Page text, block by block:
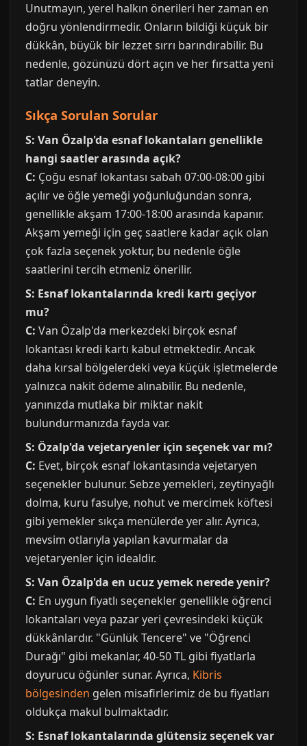
Unutmayın, yerel halkın önerileri her zaman en
doğru yönlendirmedir. Onların bildiği küçük bir
dükkân, büyük bir lezzet sırrı barındırabilir. Bu
nedenle, gözünüzü dört açın ve her fırsatta yeni
tatlar deneyin.
Sıkça Sorulan Sorular
S: Van Özalp'da esnaf lokantaları genellikle
hangi saatler arasında açık?
C: Çoğu esnaf lokantası sabah 07:00-08:00 gibi
açılır ve öğle yemeği yoğunluğundan sonra,
genellikle akşam 17:00-18:00 arasında kapanır.
Akşam yemeği için geç saatlere kadar açık olan
çok fazla seçenek yoktur, bu nedenle öğle
saatlerini tercih etmeniz önerilir.
S: Esnaf lokantalarında kredi kartı geçiyor
mu?
C: Van Özalp'da merkezdeki birçok esnaf
lokantası kredi kartı kabul etmektedir. Ancak
daha kırsal bölgelerdeki veya küçük işletmelerde
yalnızca nakit ödeme alınabilir. Bu nedenle,
yanınızda mutlaka bir miktar nakit
bulundurmanızda fayda var.
S: Özalp'da vejetaryenler için seçenek var mı?
C: Evet, birçok esnaf lokantasında vejetaryen
seçenekler bulunur. Sebze yemekleri, zeytinyağlı
dolma, kuru fasulye, nohut ve mercimek köftesi
gibi yemekler sıkça menülerde yer alır. Ayrıca,
mevsim otlarıyla yapılan kavurmalar da
vejetaryenler için idealdir.
S: Van Özalp'da en ucuz yemek nerede yenir?
C: En uygun fiyatlı seçenekler genellikle öğrenci
lokantaları veya pazar yeri çevresindeki küçük
dükkânlardır. "Günlük Tencere" ve "Öğrenci
Durağı" gibi mekanlar, 40-50 TL gibi fiyatlarla
doyurucu öğünler sunar. Ayrıca, Kibris
bölgesinden gelen misafirlerimiz de bu fiyatları
oldukça makul bulmaktadır.
S: Esnaf lokantalarında glütensiz seçenek var